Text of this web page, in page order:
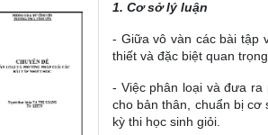
1. Cơ sở lý luận
- Giữa vô vàn các bài tập
thiết và đặc biệt quan
- Việc phân loại và đưa
cho bản thân, chuẩn bị cơ
kỳ thi học sinh giỏi.